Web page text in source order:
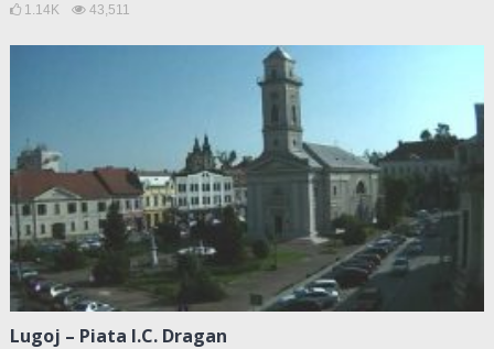
1.14K 43,511
Lugoj – Piata I.C. Dragan